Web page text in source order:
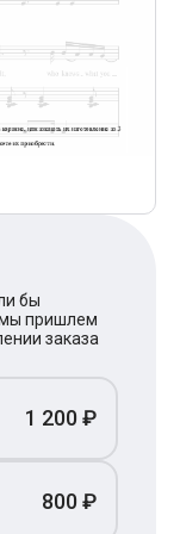
бы
пришлем
заказа
1 200 ₽
800 ₽